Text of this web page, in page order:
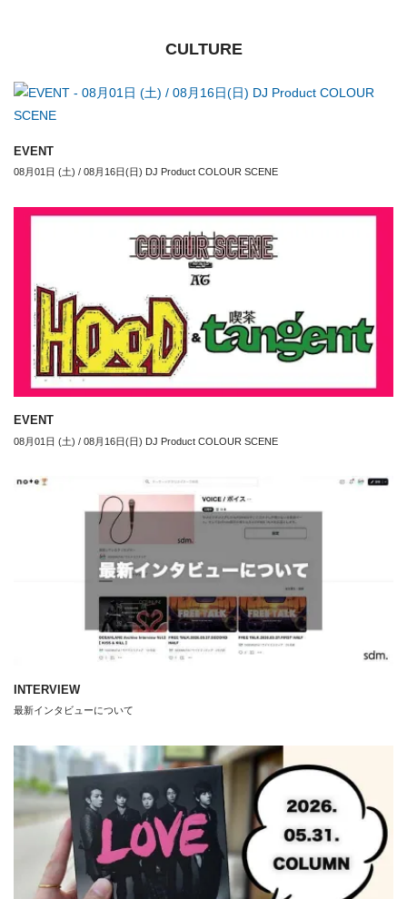
CULTURE
EVENT
08月01日 (土) / 08月16日(日) DJ Product COLOUR SCENE
EVENT
08月01日 (土) / 08月16日(日) DJ Product COLOUR SCENE
INTERVIEW
最新インタビューについて